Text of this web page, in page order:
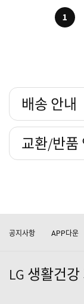
1
배송 안내
교환/반품
공지사항 APP다운
LG 생활건